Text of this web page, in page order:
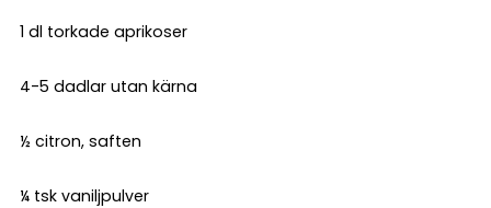
1 dl torkade aprikoser
4-5 dadlar utan kärna
½ citron, saften
¼ tsk vaniljpulver